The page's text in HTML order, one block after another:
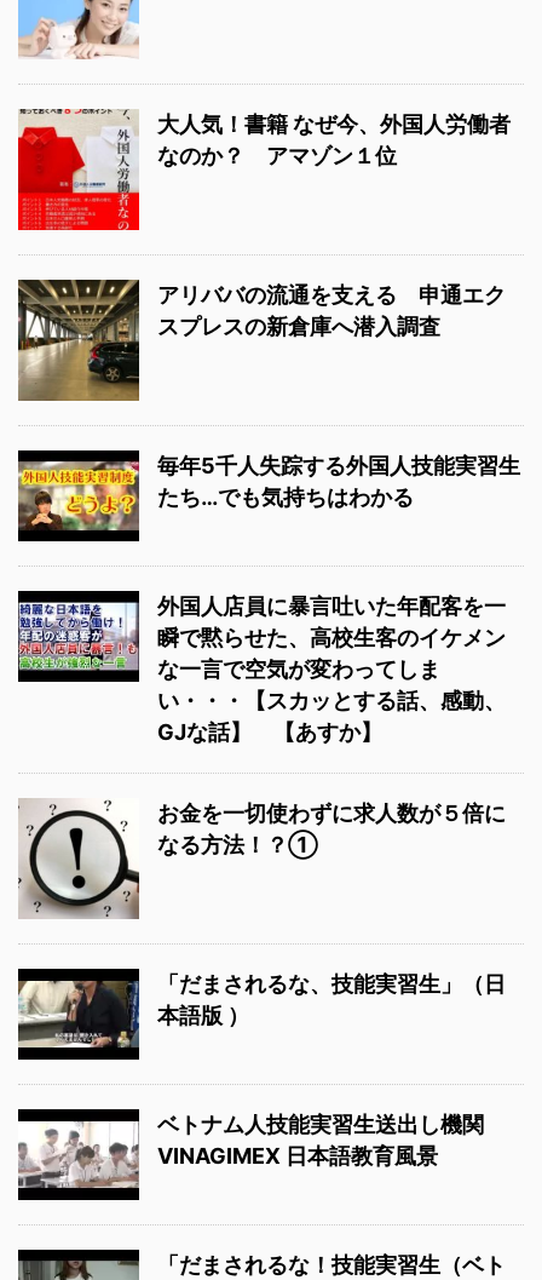
大人気！書籍 なぜ今、外国人労働者
なのか？ アマゾン１位
アリババの流通を支える 申通エク
スプレスの新倉庫へ潜入調査
毎年5千人失踪する外国人技能実習生
たち…でも気持ちはわかる
外国人店員に暴言吐いた年配客を一
瞬で黙らせた、高校生客のイケメン
な一言で空気が変わってしま
い・・・【スカッとする話、感動、
GJな話】 【あすか】
お金を一切使わずに求人数が５倍に
なる方法！？①
「だまされるな、技能実習生」（日
本語版 ）
ベトナム人技能実習生送出し機関
VINAGIMEX 日本語教育風景
「だまされるな！技能実習生（ベト